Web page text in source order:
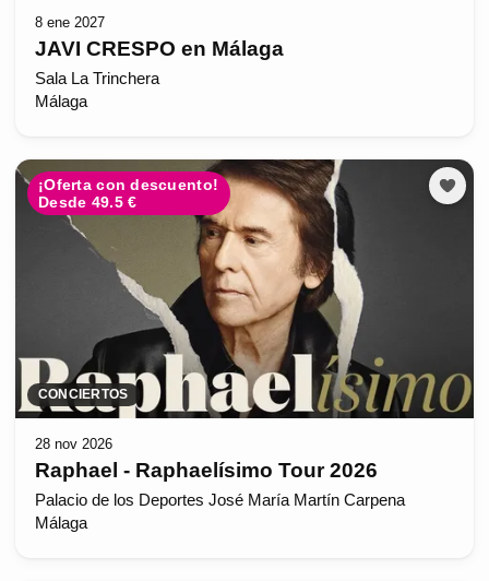
8 ene 2027
JAVI CRESPO en Málaga
Sala La Trinchera
Málaga
¡Oferta con descuento!
Desde 49.5 €
CONCIERTOS
28 nov 2026
Raphael - Raphaelísimo Tour 2026
Palacio de los Deportes José María Martín Carpena
Málaga